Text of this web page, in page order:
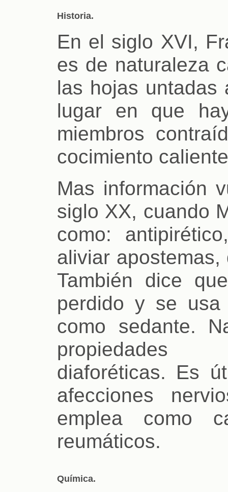
Historia.
En el siglo XVI,
es de naturaleza
las hojas untadas
lugar en que
miembros
cocimiento
Mas información
siglo XX, cuando
como:
aliviar
También dice
perdido y se
como sedante.
propiedades
diaforéticas. Es
afecciones
emplea como
reumáticos.
Química.